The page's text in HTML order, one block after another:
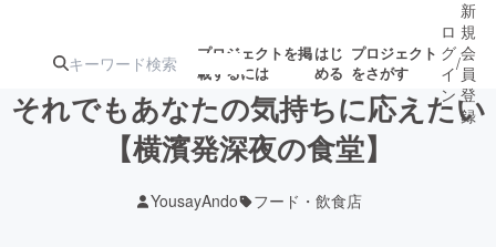
プロジェクトを掲
載するには
はじ
める
プロジェクト
をさがす
ジェクト
募集終了が近いプ
ロジェクト
ロ
グ
イ
ン
/
新
規
会
員
登
録
それでもあなたの気持ちに応えたい
【横濱発深夜の食堂】
YousayAndo フード・飲食店